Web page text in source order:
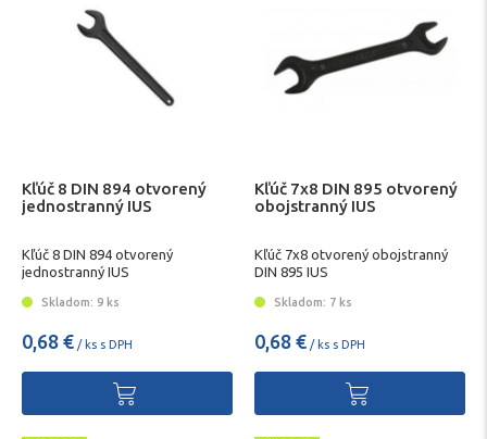
Kľúč 8 DIN 894 otvorený
jednostranný IUS
Kľúč 8 DIN 894 otvorený
jednostranný IUS
Skladom: 9 ks
0,68 € / ks s DPH
Kľúč 7x8 DIN 895 otvorený
obojstranný IUS
Kľúč 7x8 otvorený obojstranný
DIN 895 IUS
Skladom: 7 ks
0,68 € / ks s DPH